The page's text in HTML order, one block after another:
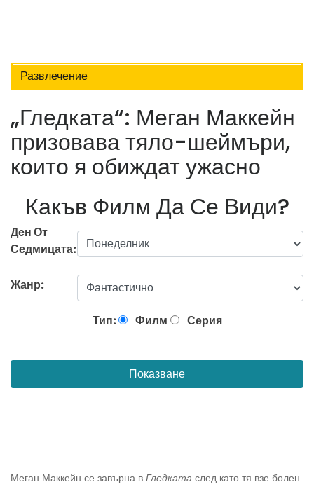
Развлечение
„Гледката“: Меган Маккейн
призовава тяло-шеймъри,
които я обиждат ужасно
Какъв Филм Да Се Види?
Ден От
Седмицата:
Жанр:
Тип: Филм Серия
Показване
Меган Маккейн се завърна в Гледката след като тя взе болен